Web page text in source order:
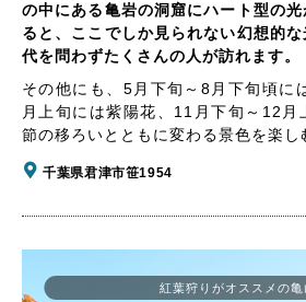
の中にある亀岩の洞窟にハート型の
ると、ここでしか見られない幻想的
代を問わずたくさんの人が訪れます。
その他にも、5月下旬～8月下旬頃に
月上旬には紫陽花、11月下旬～12月
節の移ろいとともに変わる景色を楽し
千葉県君津市笹1954
紅葉狩りがオススメの亀